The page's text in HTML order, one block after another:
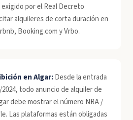
por el Real Decreto
alquileres de corta duración en
Booking.com y Vrbo.
en Algar:Desde la entrada
todo anuncio de alquiler de
debe mostrar el número NRA /
Las plataformas están obligadas